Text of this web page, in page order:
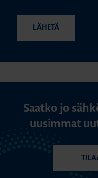
Saatko jo
uusimmat